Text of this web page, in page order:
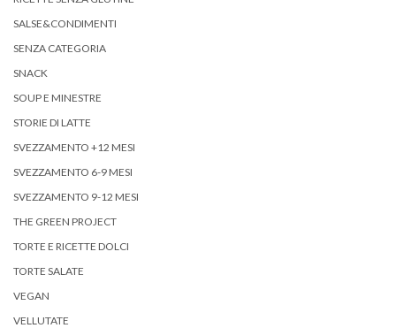
SALSE&CONDIMENTI
SENZA CATEGORIA
SNACK
SOUP E MINESTRE
STORIE DI LATTE
SVEZZAMENTO +12 MESI
SVEZZAMENTO 6-9 MESI
SVEZZAMENTO 9-12 MESI
THE GREEN PROJECT
TORTE E RICETTE DOLCI
TORTE SALATE
VEGAN
VELLUTATE